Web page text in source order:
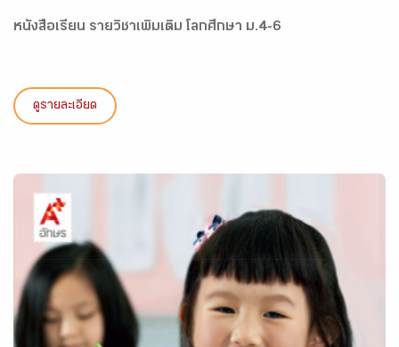
หนังสือเรียน รายวิชาเพิ่มเติม โลกศึกษา ม.4-6
ดูรายละเอียด